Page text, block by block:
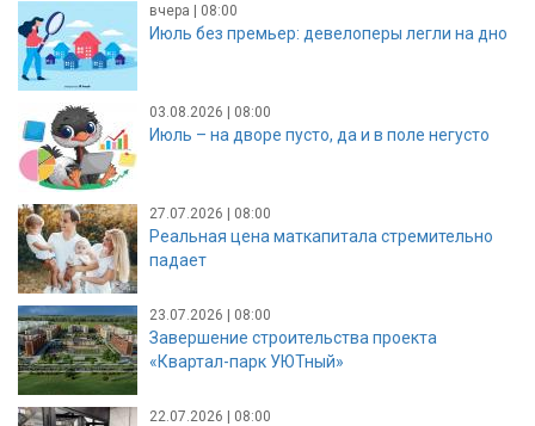
вчера | 08:00
Июль без премьер: девелоперы легли на дно
03.08.2026 | 08:00
Июль – на дворе пусто, да и в поле негусто
27.07.2026 | 08:00
Реальная цена маткапитала стремительно
падает
23.07.2026 | 08:00
Завершение строительства проекта
«Квартал-парк УЮТный»
22.07.2026 | 08:00